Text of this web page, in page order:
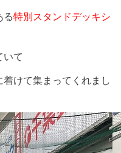
る特別スタンドデッキシ
いて
けて集まってくれまし